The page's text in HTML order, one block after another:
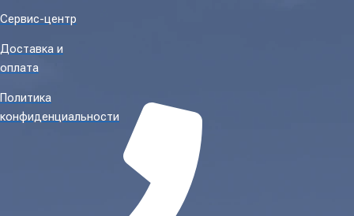
Сервис-центр
Доставка и
оплата
Политика
конфиденциальности